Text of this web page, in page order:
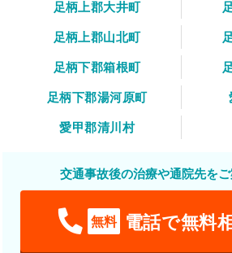
足柄上郡大井町
足柄上郡山北町
足柄下郡箱根町
足柄下郡湯河原町
愛甲郡清川村
交通事故後の治療や通院先をご
無料 電話で無料